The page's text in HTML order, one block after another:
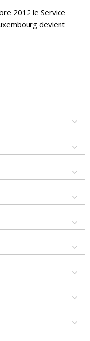
2012 le Service
devient